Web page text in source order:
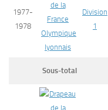
1977-
1978
Olympique
lyonnais
Division
1
Sous-total